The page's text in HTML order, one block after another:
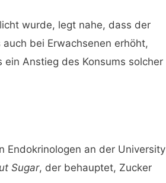
wurde, legt nahe, dass der
bei Erwachsenen erhöht,
Anstieg des Konsums solcher
Endokrinologen an der University
Sugar, der behauptet, Zucker